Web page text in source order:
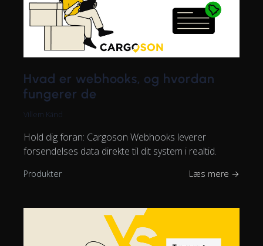
Hvad er webhooks, og hvordan
fungerer de
Villem Känd
Hold dig foran: Cargoson Webhooks leverer
forsendelses data direkte til dit system i realtid.
Produkter Læs mere →